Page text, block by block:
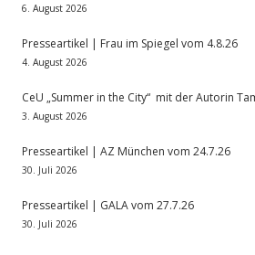
6. August 2026
Presseartikel | Frau im Spiegel vom 4.8.26
4. August 2026
CeU „Summer in the City“ mit der Autorin
3. August 2026
Presseartikel | AZ München vom 24.7.26
30. Juli 2026
Presseartikel | GALA vom 27.7.26
30. Juli 2026